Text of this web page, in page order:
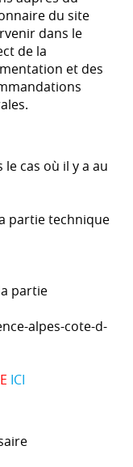
du site
dans le
de la
et des
cas où il y a au
partie technique
partie
alpes-cote-d-
ICI